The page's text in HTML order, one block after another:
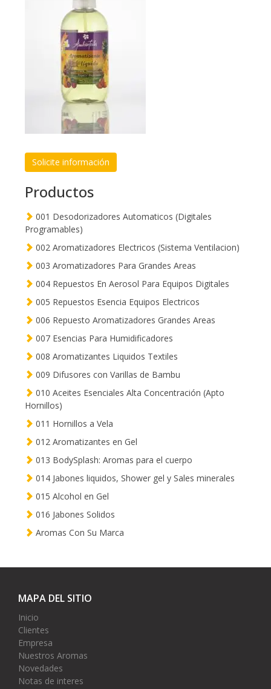
Solicite información
Productos
001 Desodorizadores Automaticos (Digitales
Programables)
002 Aromatizadores Electricos (Sistema Ventilacion)
003 Aromatizadores Para Grandes Areas
004 Repuestos En Aerosol Para Equipos Digitales
005 Repuestos Esencia Equipos Electricos
006 Repuesto Aromatizadores Grandes Areas
007 Esencias Para Humidificadores
008 Aromatizantes Liquidos Textiles
009 Difusores con Varillas de Bambu
010 Aceites Esenciales Alta Concentración (Apto
Hornillos)
011 Hornillos a Vela
012 Aromatizantes en Gel
013 BodySplash: Aromas para el cuerpo
014 Jabones liquidos, Shower gel y Sales minerales
015 Alcohol en Gel
016 Jabones Solidos
Aromas Con Su Marca
MAPA DEL SITIO
Inicio
Clientes
Empresa
Nuestros Aromas
Novedades
Notas de interes